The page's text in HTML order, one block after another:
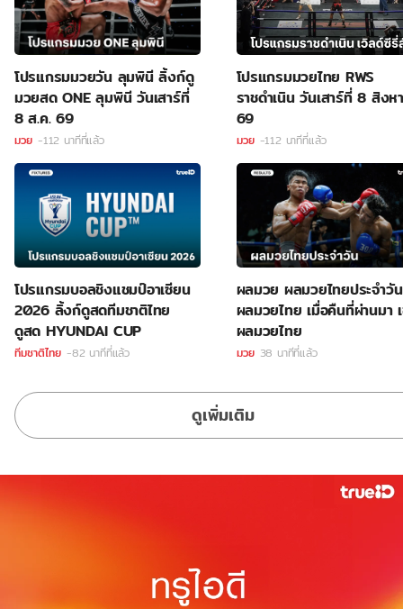
โปรแกรมมวยวัน ลุมพินี ลิ้งก์ดู
มวยสด ONE ลุมพินี วันเสาร์ที่
8 ส.ค. 69
มวย -112 นาทีที่แล้ว
โปรแกรมมวยไทย RWS
ราชดำเนิน วันเสาร์ที่ 8 สิงห
69
มวย -112 นาทีที่แล้ว
โปรแกรมบอลชิงแชมป์อาเซียน
2026 ลิ้งก์ดูสดทีมชาติไทย
ดูสด HYUNDAI CUP
ทีมชาติไทย -82 นาทีที่แล้ว
ผลมวย ผลมวยไทยประจำวัน
ผลมวยไทย เมื่อคืนที่ผ่านมา
ผลมวยไทย
มวย 38 นาทีที่แล้ว
ดูเพิ่มเติม